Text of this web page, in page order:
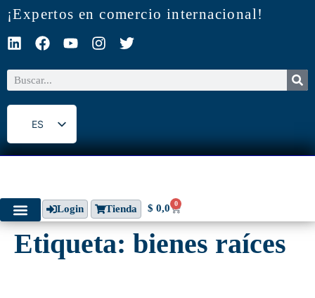
¡Expertos en comercio internacional!
ES
EN
Login Tienda $ 0,0 0
Etiqueta: bienes raíces